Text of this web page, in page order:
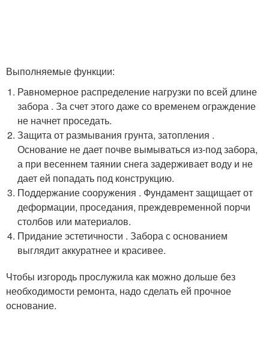
Выполняемые функции:
Равномерное распределение нагрузки по всей длине
забора . За счет этого даже со временем ограждение
не начнет проседать.
Защита от размывания грунта, затопления .
Основание не дает почве вымываться из-под забора,
а при весеннем таянии снега задерживает воду и не
дает ей попадать под конструкцию.
Поддержание сооружения . Фундамент защищает от
деформации, проседания, преждевременной порчи
столбов или материалов.
Придание эстетичности . Забора с основанием
выглядит аккуратнее и красивее.
Чтобы изгородь прослужила как можно дольше без
необходимости ремонта, надо сделать ей прочное
основание.